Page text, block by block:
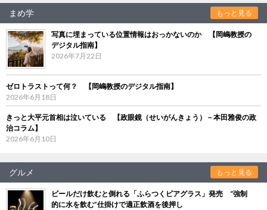
まめ学 もっと見る
写真に埋まっている位置情報はおっかないのか 【岡嶋教授の
デジタル指南】
2026年7月22日
ゼロトラストって何？ 【岡嶋教授のデジタル指南】
2026年6月18日
きっと大平元首相は泣いている 【政眼鏡（せいがんきょう）－本田雅俊の政
治コラム】
2026年6月10日
グルメ もっと見る
ビールだけ飲むと倒れる「ふらつくビアグラス」発売 “強制
的に水を飲む”仕掛けで適正飲酒を後押し